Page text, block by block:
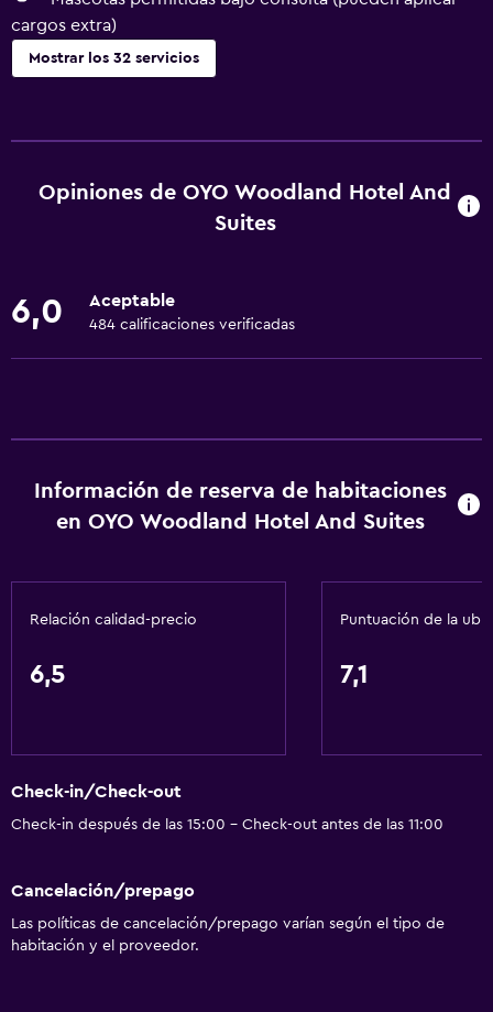
cargos extra)
Mostrar los 32 servicios
Wifi gratis
Wifi disponible en todas las instalaciones
Artículos de aseo gratis
Alarma de humo
Nevera
Cafetera
Salud y seguridad
Limpieza diaria
Cámaras CCTV en zonas comunes
Accesibilidad y adecuación
Mascotas permitidas bajo consulta (pueden aplicar cargos
extra)
Áreas designadas para fumadores
Opiniones de OYO Woodland Hotel And
Suites
6,0 Aceptable
484 calificaciones verificadas
Información de reserva de habitaciones
en OYO Woodland Hotel And Suites
Relación calidad-precio
6,5
Puntuación de la
7,1
Check-in/Check-out
Check-in después de las 15:00 - Check-out antes de las 11:00
Cancelación/prepago
Las políticas de cancelación/prepago varían según el tipo de
habitación y el proveedor.